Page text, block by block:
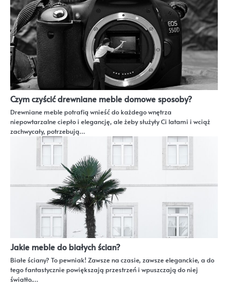
Czym czyścić drewniane meble domowe sposoby?
Drewniane meble potrafią wnieść do każdego wnętrza
niepowtarzalne ciepło i elegancję, ale żeby służyły Ci latami i wciąż
zachwycały, potrzebują…
Jakie meble do białych ścian?
Białe ściany? To pewniak! Zawsze na czasie, zawsze eleganckie, a do
tego fantastycznie powiększają przestrzeń i wpuszczają do niej
światło.…